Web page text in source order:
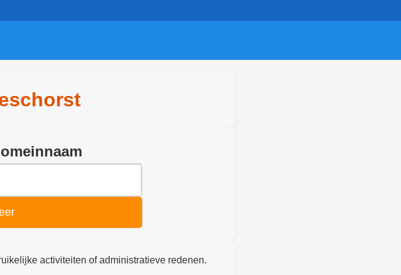
activiteiten of administratieve redenen.